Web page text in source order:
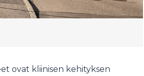
ovat kliinisen kehityksen